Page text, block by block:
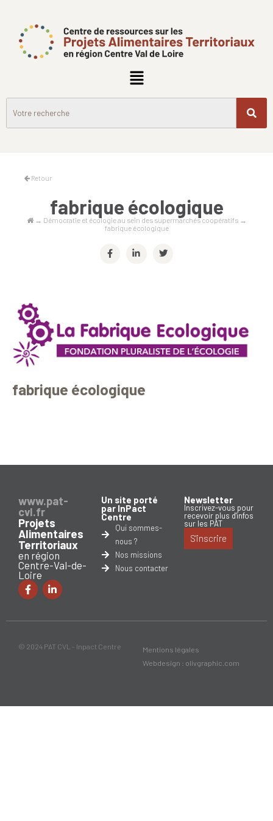
Retour
fabrique écologique
→ Démocratie et écologie au sein des supermarchés coopératifs→
fabrique écologique
fabrique écologique
www.pat-
cvl.fr
Projets
Alimentaires
Territoriaux
en région
Centre-Val-de-
Loire
Un site porté
par InPact
Centre
Qui sommes-
nous ?
Nos missions
Nous contacter
Newsletter
Inscrivez-vous pour
recevoir plus d'infos
sur les PAT
S'inscrire
© 2024 PAT CVL - Inpact Centre
Mentions légales
Webdesign : olivgraphic.com